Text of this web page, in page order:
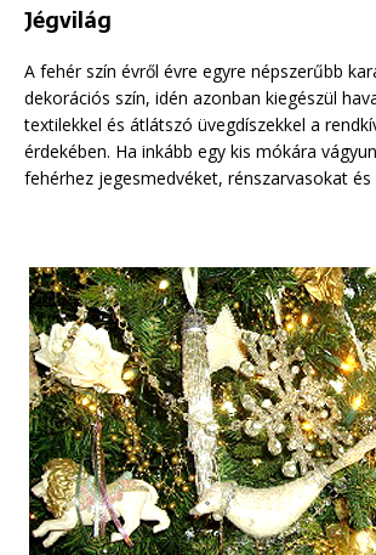
Jégvilág
A fehér szín évről évre egyre népszerűbb
dekorációs szín, idén azonban kiegészül
textilekkel és átlátszó üvegdíszekkel a
érdekében. Ha inkább egy kis mókára
fehérhez jegesmedvéket, rénszarvasokat